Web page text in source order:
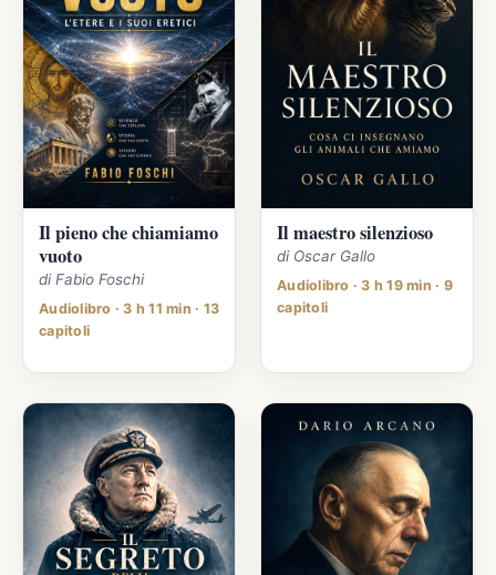
Il pieno che chiamiamo
vuoto
di Fabio Foschi
Audiolibro · 3 h 11 min · 13
capitoli
Il maestro silenzioso
di Oscar Gallo
Audiolibro · 3 h 19 min · 9
capitoli